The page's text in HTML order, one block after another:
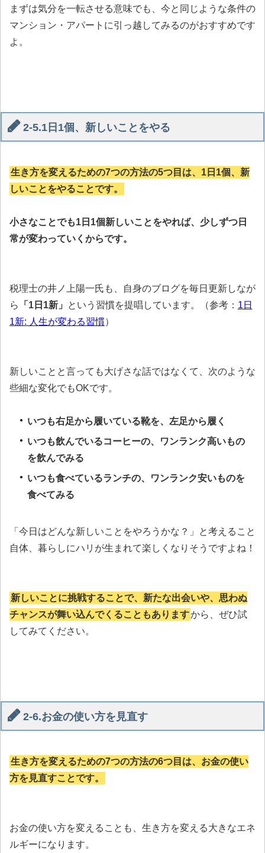
まずは気分を一転させる意味でも、今と同じような条件の
マンション・アパートに引っ越してみるのがおすすめです
よ。
2-5.1日1個、新しいことをやる
生き方を変えるための7つの方法の5つ目は、1日1個、新
しいことをやることです。
小さなことでも1日1個新しいことをやれば、少しずつ日
常が変わっていくからです。
税理士の井ノ上陽一氏も、自身のブログを毎日更新しなが
ら
「1日1新」 という習慣を提唱しています。（参考： 1日
1新: 人生が変わる習慣）
新しいことと言っても大げさな話ではなくて、次のような
些細な変化でもOKです。
いつも右足から履いている靴を、左足から履く
いつも飲んでいるコーヒーの、ワンランク高いもの
を飲んでみる
いつも食べているランチの、ワンランク安いものを
食べてみる
「今日はどんな新しいことをやろうかな？」と考えること
自体、暮らしにハリが生まれて楽しくなりそうですよね！
新しいことに挑戦することで、新たな出会いや、思わぬ
チャンスが舞い込んでくることもありますから、ぜひ試
してみてください。
2-6.お金の使い方を見直す
生き方を変えるための7つの方法の6つ目は、お金の使い
方を見直すことです。
お金の使い方を変えることも、生き方を変える大きなエネ
ルギーになります。